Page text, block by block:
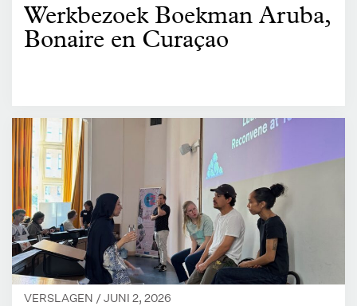
Werkbezoek Boekman Aruba,
Bonaire en Curaçao
VERSLAGEN /JUNI 2, 2026